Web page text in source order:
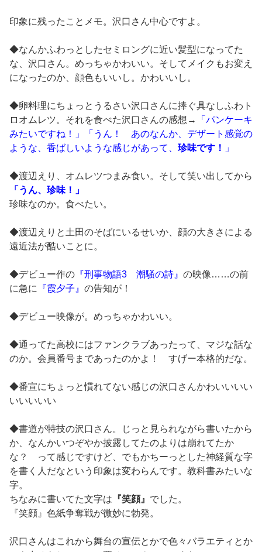
印象に残ったことメモ。沢口さん中心ですよ。
◆なんかふわっとしたセミロングに近い髪型になってた
な、沢口さん。めっちゃかわいい。そしてメイクもお変え
になったのか、顔色もいいし。かわいいし。
◆卵料理にちょっとうるさい沢口さんに捧ぐ具なしふわト
ロオムレツ。それを食べた沢口さんの感想→
「パンケーキ
みたいですね！」「うん！ あのなんか、デザート感覚の
ような、香ばしいような感じがあって、 珍味です！ 」
◆渡辺えり、オムレツつまみ食い。そして笑い出してから
「うん、珍味！」
珍味なのか。食べたい。
◆渡辺えりと土田のそばにいるせいか、顔の大きさによる
遠近法が酷いことに。
◆デビュー作の 『刑事物語3 潮騒の詩』 の映像……の前
に急に
『霞夕子』 の告知が！
◆デビュー映像が。めっちゃかわいい。
◆通ってた高校にはファンクラブあったって、マジな話な
のか。会員番号まであったのかよ！ すげー本格的だな。
◆番宣にちょっと慣れてない感じの沢口さんかわいいいい
いいいいい
◆書道が特技の沢口さん。じっと見られながら書いたから
か、なんかいつぞやか披露してたのよりは崩れてたか
な？ って感じですけど、でもかちーっとした神経質な字
を書く人だなという印象は変わらんです。教科書みたいな
字。
ちなみに書いてた文字は 『笑顔』 でした。
『笑顔』色紙争奪戦が微妙に勃発。
沢口さんはこれから舞台の宣伝とかで色々バラエティとか